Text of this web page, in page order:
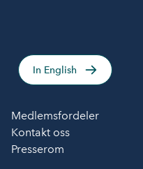
In English
Medlemsfordeler
Kontakt oss
Presserom